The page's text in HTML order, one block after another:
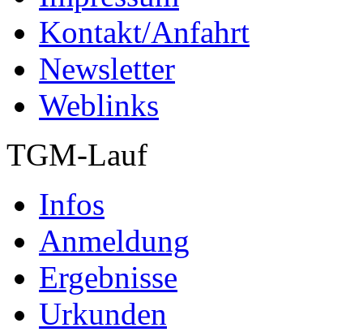
Kontakt/Anfahrt
Newsletter
Weblinks
TGM-Lauf
Infos
Anmeldung
Ergebnisse
Urkunden